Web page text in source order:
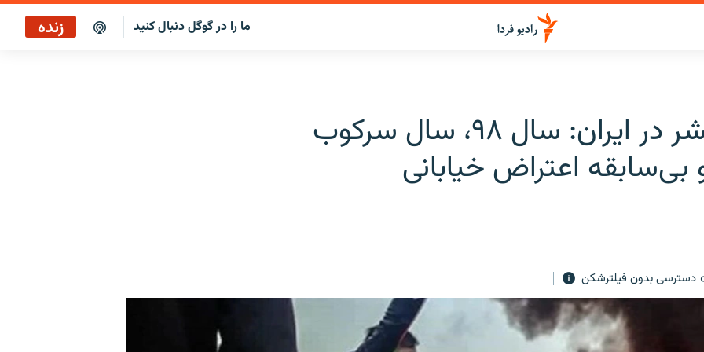
ما را در گوگل دنبال کنید زنده
حقوق بشر در ایران: سال ۹۸، سال سرکوب
اعتراض‌ خیابانی
دسترسی بدون فیلترشکن